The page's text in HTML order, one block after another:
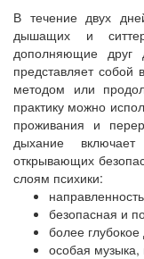
В течение двух
дышащих и
дополняющие друг
представляет собой
методом или
практику можно
проживания и
дыхание
открывающих
слоям психики:
безопасная и
более
особая